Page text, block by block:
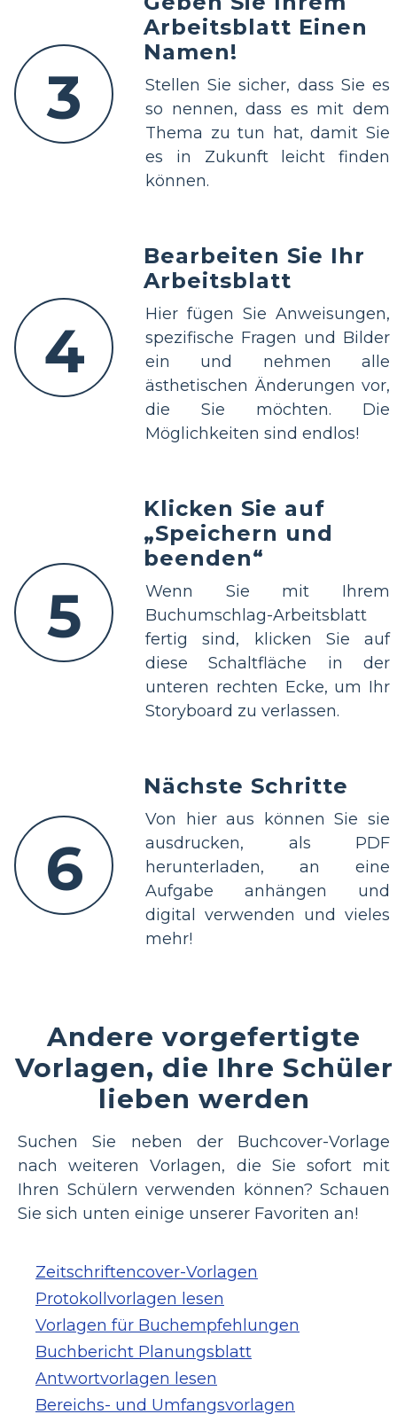
3
Arbeitsblatt Einen
Namen!
Stellen Sie sicher, dass Sie es
so nennen, dass es mit dem
Thema zu tun hat, damit Sie
es in Zukunft leicht finden
können.
4
Bearbeiten Sie Ihr
Arbeitsblatt
Hier fügen Sie Anweisungen,
spezifische Fragen und Bilder
ein und nehmen alle
ästhetischen Änderungen vor,
die Sie möchten. Die
Möglichkeiten sind endlos!
5
Klicken Sie auf
„Speichern und
beenden“
Wenn Sie mit Ihrem
Buchumschlag-Arbeitsblatt
fertig sind, klicken Sie auf
diese Schaltfläche in der
unteren rechten Ecke, um Ihr
Storyboard zu verlassen.
6
Nächste Schritte
Von hier aus können Sie sie
ausdrucken, als PDF
herunterladen, an eine
Aufgabe anhängen und
digital verwenden und vieles
mehr!
Andere vorgefertigte
Vorlagen, die Ihre Schüler
lieben werden
Suchen Sie neben der Buchcover-Vorlage
nach weiteren Vorlagen, die Sie sofort mit
Ihren Schülern verwenden können? Schauen
Sie sich unten einige unserer Favoriten an!
Zeitschriftencover-Vorlagen
Protokollvorlagen lesen
Vorlagen für Buchempfehlungen
Buchbericht Planungsblatt
Antwortvorlagen lesen
Bereichs- und Umfangsvorlagen